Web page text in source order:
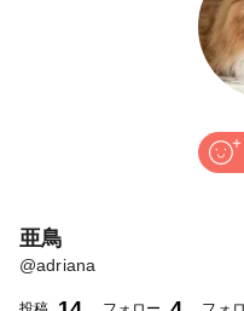
亜鳥
@adriana